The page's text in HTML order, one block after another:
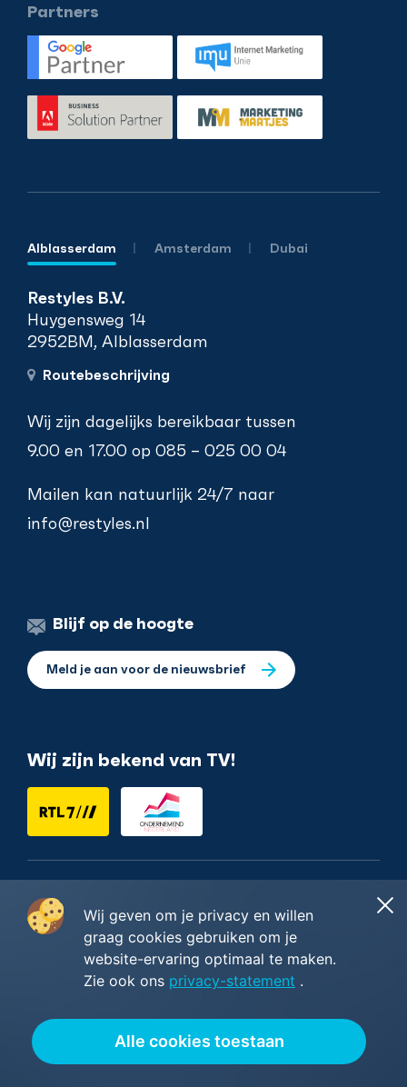
Partners
Alblasserdam Amsterdam Dubai
Restyles B.V.
Huygensweg 14
2952BM, Alblasserdam
Routebeschrijving
Wij zijn dagelijks bereikbaar tussen
9.00 en 17.00 op 085 – 025 00 04
Mailen kan natuurlijk 24/7 naar
info@restyles.nl
Blijf op de hoogte
Meld je aan voor de nieuwsbrief
Wij zijn bekend van TV!
Copyright ©2014 - 2026Restyles B.V.
Algemene voorwaarden—Privacy & cookie policy
Wij worden beoordeeld met 5/5sterren gebaseerd op
23 Google reviews.
Wij geven om je privacy en willen
graag cookies gebruiken om je
website-ervaring optimaal te maken.
Zie ook ons privacy-statement .
Alle cookies toestaan